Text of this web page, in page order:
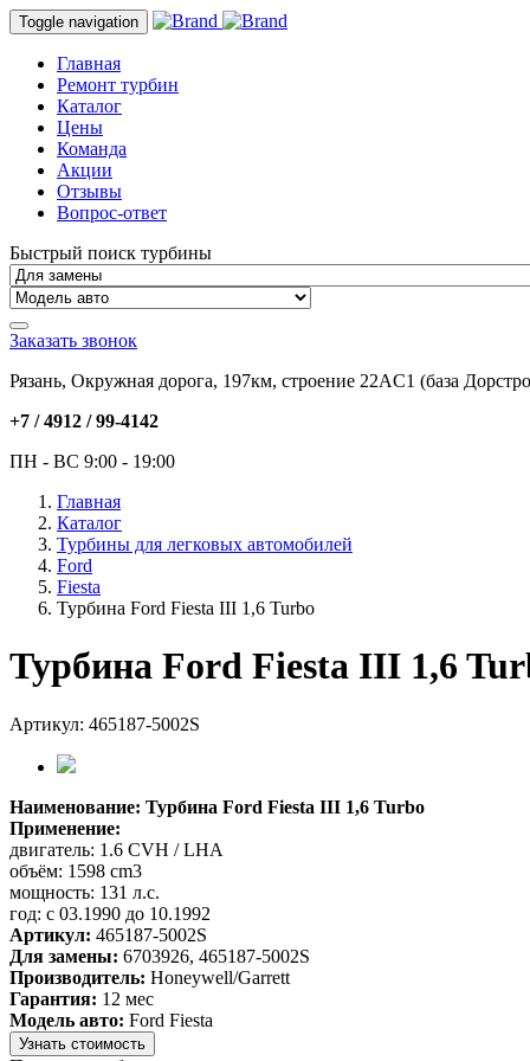
Toggle navigation
Главная
Ремонт турбин
Каталог
Цены
Команда
Акции
Отзывы
Вопрос-ответ
Быстрый поиск турбины
Заказать звонок
Рязань, Окружная дорога, 197км, строение 22АC1 (база
+7 / 4912 /99-4142
ПН - ВС 9:00 - 19:00
Главная
Каталог
Турбины для легковых автомобилей
Ford
Fiesta
Турбина Ford Fiesta III 1,6 Turbo
Турбина Ford Fiesta III 1,6
Артикул: 465187-5002S
Наименование: Турбина Ford Fiesta III 1,6 Turbo
Применение:
двигатель: 1.6 CVH / LHA
объём: 1598 cm3
мощность: 131 л.с.
год: с 03.1990 до 10.1992
Артикул: 465187-5002S
Для замены: 6703926, 465187-5002S
Производитель: Honeywell/Garrett
Гарантия: 12 мес
Модель авто: Ford Fiesta
Узнать стоимость